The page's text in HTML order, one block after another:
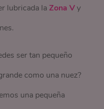
lubricada la Zona Vy
ser tan pequeño
como una nuez?
una pequeña